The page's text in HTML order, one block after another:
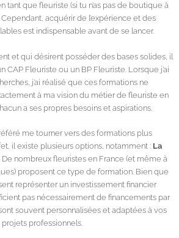
tant que fleuriste (si tu n’as pas de boutique à
acquérir de l’expérience et des
est indispensable avant de se lancer.
et qui désirent posséder des bases solides, il
CAP Fleuriste ou un BP Fleuriste. Lorsque j’ai
j’ai réalisé que ces formations ne
à ma vision du métier de fleuriste en
a ses propres besoins et aspirations.
me tourner vers des formations plus
il existe plusieurs options, notamment : La
: De nombreux fleuristes en France (et même à
proposent ce type de formation. Bien que
représenter un investissement financier
pas nécessairement de financements par
souvent personnalisées et adaptées à vos
projets professionnels.